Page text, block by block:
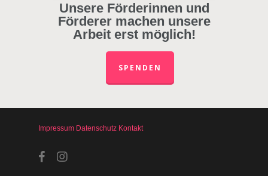
Unsere Förderinnen und
Förderer machen unsere
Arbeit erst möglich!
SPENDEN
Impressum Datenschutz Kontakt
facebookinstagram